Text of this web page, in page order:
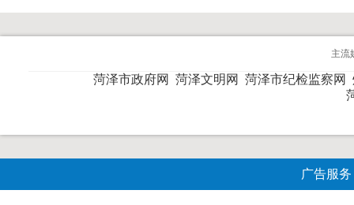
主流
菏泽市政府网 菏泽文明网 菏泽市纪检监察网
广告服务